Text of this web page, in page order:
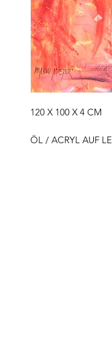
120 X 100 X 4 CM
ÖL / ACRYL AUF